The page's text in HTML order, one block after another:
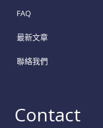
FAQ
最新文章
聯絡我們
Contact